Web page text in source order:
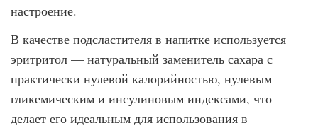
настроение.
В качестве подсластителя в напитке используется
эритритол — натуральный заменитель сахара с
практически нулевой калорийностью, нулевым
гликемическим и инсулиновым индексами, что
делает его идеальным для использования в